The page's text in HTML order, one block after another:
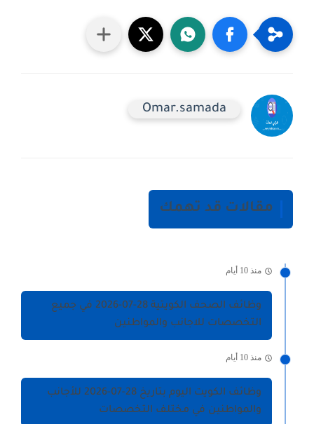
Omar.samada
مقالات قد تهمك
منذ 10 أيام
وظائف الصحف الكويتية 28-07-2026 في جميع
التخصصات للاجانب والمواطنين
منذ 10 أيام
وظائف الكويت اليوم بتاريخ 28-07-2026 للأجانب
والمواطنين في مختلف التخصصات